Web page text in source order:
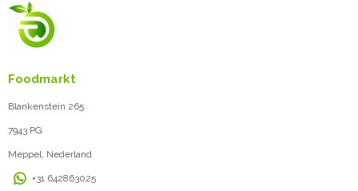
Foodmarkt
Blankenstein 265
7943 PG
Meppel, Nederland
+31 642863025